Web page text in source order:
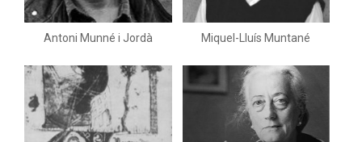
Antoni Munné i Jordà Miquel-Lluís Muntané